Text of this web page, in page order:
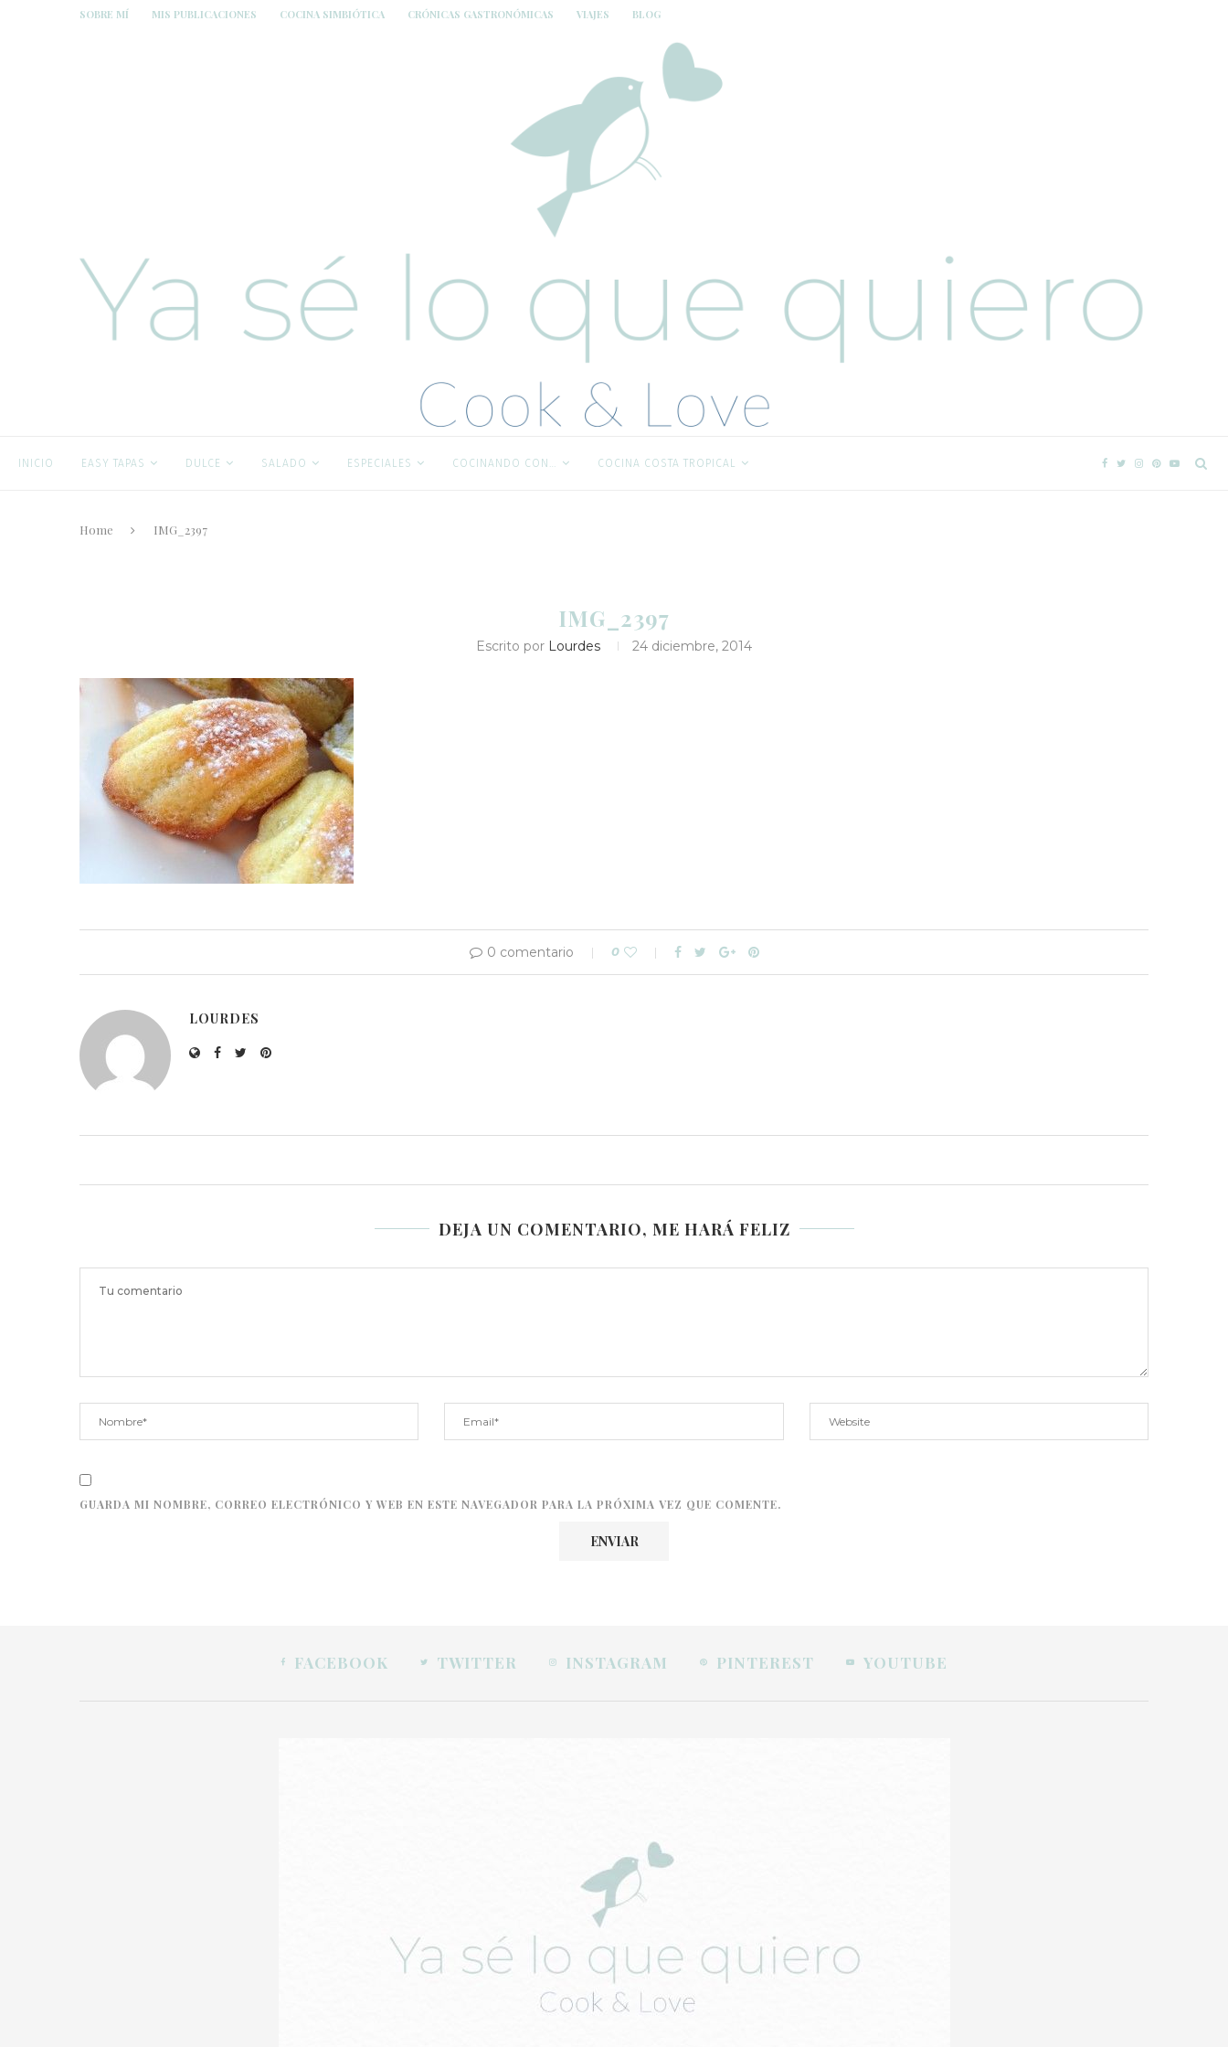
SOBRE MÍ MIS PUBLICACIONES COCINA SIMBIÓTICA CRÓNICAS GASTRONÓMICAS VIAJES BLOG
INICIO EASY TAPAS DULCE SALADO ESPECIALES COCINANDO CON… COCINA COSTA TROPICAL
Home IMG_2397
IMG_2397
Escrito por Lourdes 24 diciembre, 2014
0 comentario 0
LOURDES
DEJA UN COMENTARIO, ME HARÁ FELIZ
GUARDA MI NOMBRE, CORREO ELECTRÓNICO Y WEB EN ESTE NAVEGADOR PARA LA PRÓXIMA VEZ QUE COMENTE.
FACEBOOK TWITTER INSTAGRAM PINTEREST YOUTUBE